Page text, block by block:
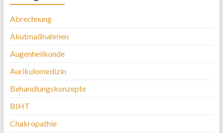
Abrechnung
Akutmaßnahmen
Augenheilkunde
Aurikulomedizin
Behandlungskonzepte
BIHT
Chakropathie